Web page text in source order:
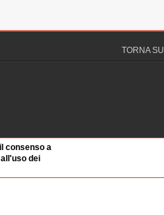
sec
TORNA SU
consenso a
dei